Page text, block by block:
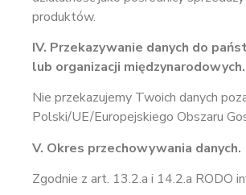
produktów.
IV. Przekazywanie danych do
lub organizacji międzynarodowych.
Nie przekazujemy Twoich danych
Polski/UE/Europejskiego Obszaru
V. Okres przechowywania danych.
Zgodnie z art. 13.2.a i 14.2.a RODO